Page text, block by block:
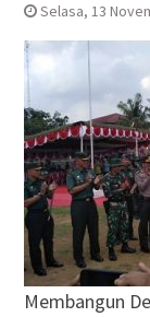
Selasa, 13
Membangun